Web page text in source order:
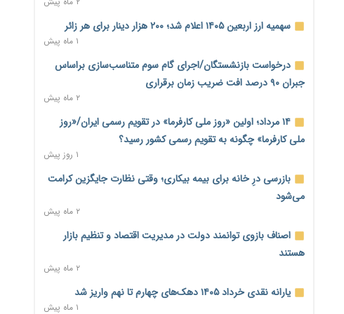
نماینده مجلس: توسعه مرزهای زمینی به راهبرد تأمین کالاهای
اساسی تبدیل شود
۱ روز پیش
خانه کارگر قزوین: شکاف دستمزد و هزینه معیشت هر روز عمیق‌تر
می‌شود
۱ روز پیش
رئیس سازمان امور مالیاتی: بلاگرهای پردرآمد مشمول پرداخت
مالیات هستند
۱ روز پیش
پیش‌بینی افزایش تولید برنج؛ نیاز وارداتی کشور به ۵۰۰ هزار تن
کاهش می‌یابد
۱ روز پیش
میلیارد دلاری
۱ روز پیش
اختیارات جدید گمرکات برای تمدید ورود موقت کالا و خودرو تا
سهمیه ارز اربعین ۱۴۰۵ اعلام شد؛ ۲۰۰ هزار دینار برای هر زائر
۱ ماه پیش
درخواست بازنشستگان/اجرای گام سوم متناسب‌سازی براساس
جبران ۹۰ درصد افت ضریب زمان برقراری
۲ ماه پیش
۱۴ مرداد؛ اولین «روز ملی کارفرما» در تقویم رسمی ایران/«روز
ملی کارفرما» چگونه به تقویم رسمی کشور رسید؟
۱ روز پیش
بازرسی درِ خانه برای بیمه بیکاری؛ وقتی نظارت جایگزین کرامت
می‌شود
۲ ماه پیش
اصناف بازوی توانمند دولت در مدیریت اقتصاد و تنظیم بازار
هستند
۲ ماه پیش
یارانه نقدی خرداد ۱۴۰۵ دهک‌های چهارم تا نهم واریز شد
۱ ماه پیش